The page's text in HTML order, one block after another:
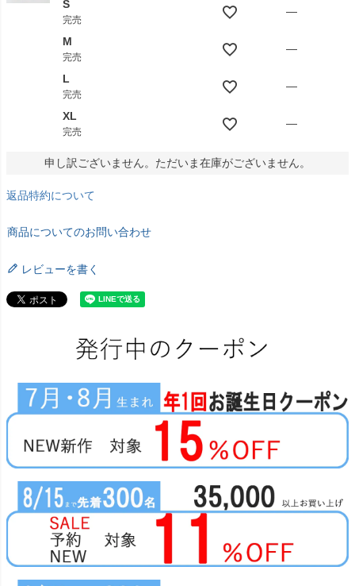
S
完売
—
M
完売
—
L
完売
—
XL
完売
—
申し訳ございません。ただいま在庫がございません。
返品特約について
商品についてのお問い合わせ
レビューを書く